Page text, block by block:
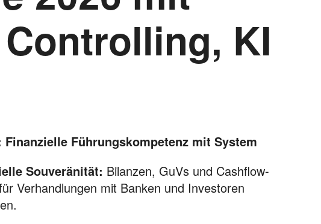
KI
Finanzielle Führungskompetenz mit System
Souveränität: Bilanzen, GuVs und Cashflow-
Verhandlungen mit Banken und Investoren